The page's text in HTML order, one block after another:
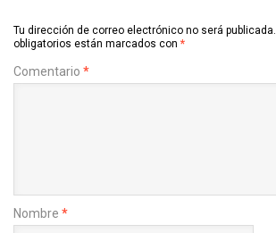
Tu dirección de correo electrónico no será publicada.
obligatorios están marcados con *
Comentario *
Nombre *